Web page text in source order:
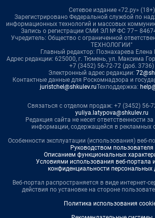
Сетевое издание «72.ру» (18+)
Зарегистрировано Федеральной службой по
информационных технологий и массовых
Запись о регистрации СМИ ЭЛ № ФС 77–
Учредитель: Общество с ограниченной
ТЕХНОЛОГИИ"
Главный редактор: Познахарева
Адрес редакции: 625000, г. Тюмень, ул. Максима
+7 (3452) 56-72-72 (доб. 3736)
Электронный адрес редакции:
Контактные данные для Роскомнадзора и
juristchel@shkulev.ruТехподдержка:
Связаться с отделом продаж: +7 (3452) 56-
yuliya.latypova@shkulev.ru
Редакция сайта не несет ответственности
информации, содержащейся в рекламных
Особенности эксплуатации (использования) веб-
Руководством пользователя
Описанием функциональных
Условиями использования веб-портала
конфиденциальности персональных
Веб-портал распространяется в виде интернет-
действия по установке на стороне
Политика использования